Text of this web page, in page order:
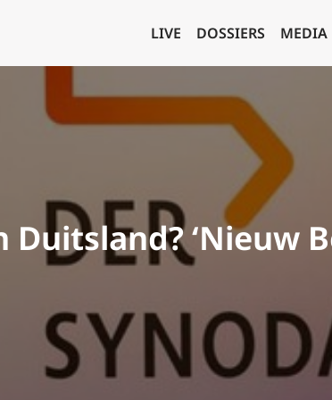
LIVE DOSSIERS MEDIA
Duitsland? ‘Nieuw